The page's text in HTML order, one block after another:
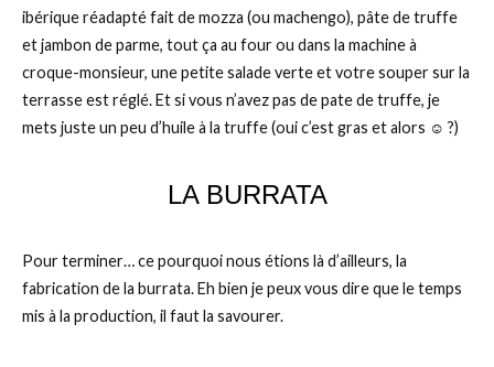
ibérique réadapté fait de mozza (ou machengo), pâte de truffe
et jambon de parme, tout ça au four ou dans la machine à
croque-monsieur, une petite salade verte et votre souper sur la
terrasse est réglé. Et si vous n’avez pas de pate de truffe, je
mets juste un peu d’huile à la truffe (oui c’est gras et alors ☺ ?)
LA BURRATA
Pour terminer… ce pourquoi nous étions là d’ailleurs, la
fabrication de la burrata. Eh bien je peux vous dire que le temps
mis à la production, il faut la savourer.